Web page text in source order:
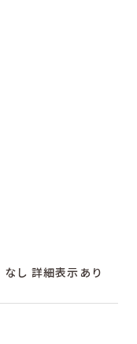
なし 詳細表示あり